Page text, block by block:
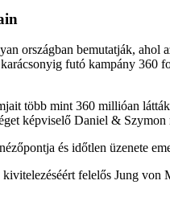
országban bemutatják, ahol
futó kampány 360
több mint 360 millióan
képviselő Daniel & Szymon
őpontja és időtlen üzenete
felelős Jung von